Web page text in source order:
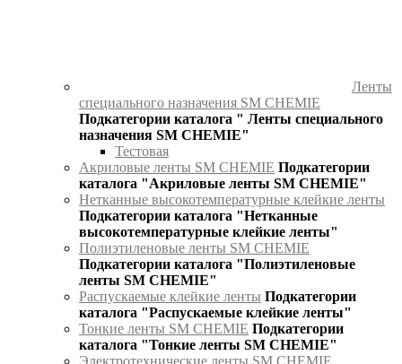
Ленты
специального назначения SM CHEMIE
Подкатегории каталога " Ленты специального
назначения SM CHEMIE"
Тестовая
Акриловые ленты SM CHEMIE Подкатегории
каталога "Акриловые ленты SM CHEMIE"
Нетканные высокотемпературные клейкие ленты
Подкатегории каталога "Нетканные
высокотемпературные клейкие ленты"
Полиэтиленовые ленты SM CHEMIE
Подкатегории каталога "Полиэтиленовые
ленты SM CHEMIE"
Распускаемые клейкие ленты Подкатегории
каталога "Распускаемые клейкие ленты"
Тонкие ленты SM CHEMIE Подкатегории
каталога "Тонкие ленты SM CHEMIE"
Электротехнические ленты SM CHEMIE